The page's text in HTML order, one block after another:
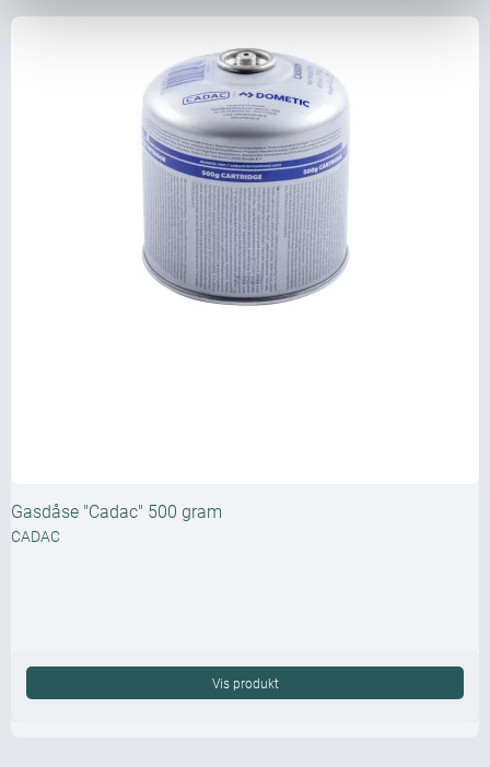
Gasdåse "Cadac" 500 gram
CADAC
Vis produkt